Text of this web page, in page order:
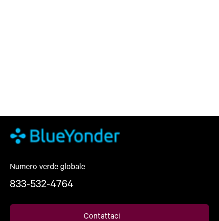
Numero verde globale
833-532-4764
Contattaci